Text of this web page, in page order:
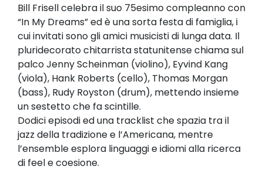
Bill Frisell celebra il suo 75esimo compleanno con
“In My Dreams” ed è una sorta festa di famiglia, i
cui invitati sono gli amici musicisti di lunga data. Il
pluridecorato chitarrista statunitense chiama sul
palco Jenny Scheinman (violino), Eyvind Kang
(viola), Hank Roberts (cello), Thomas Morgan
(bass), Rudy Royston (drum), mettendo insieme
un sestetto che fa scintille.
Dodici episodi ed una tracklist che spazia tra il
jazz della tradizione e l’Americana, mentre
l’ensemble esplora linguaggi e idiomi alla ricerca
di feel e coesione.